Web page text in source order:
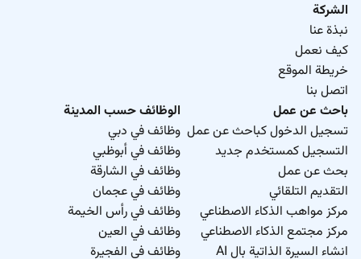
الشركة
نبذة عنا
كيف نعمل
خريطة الموقع
اتصل بنا
باحث عن عمل
تسجيل الدخول كباحث عن عمل
التسجيل كمستخدم جديد
بحث عن عمل
التقديم التلقائي
مركز مواهب الذكاء الاصطناعي
مركز مجتمع الذكاء الاصطناعي
انشاء السيرة الذاتية بال AI
الوظائف حسب المدينة
وظائف في دبي
وظائف في أبوظبي
وظائف في الشارقة
وظائف في عجمان
وظائف في رأس الخيمة
وظائف في العين
وظائف في الفجيرة